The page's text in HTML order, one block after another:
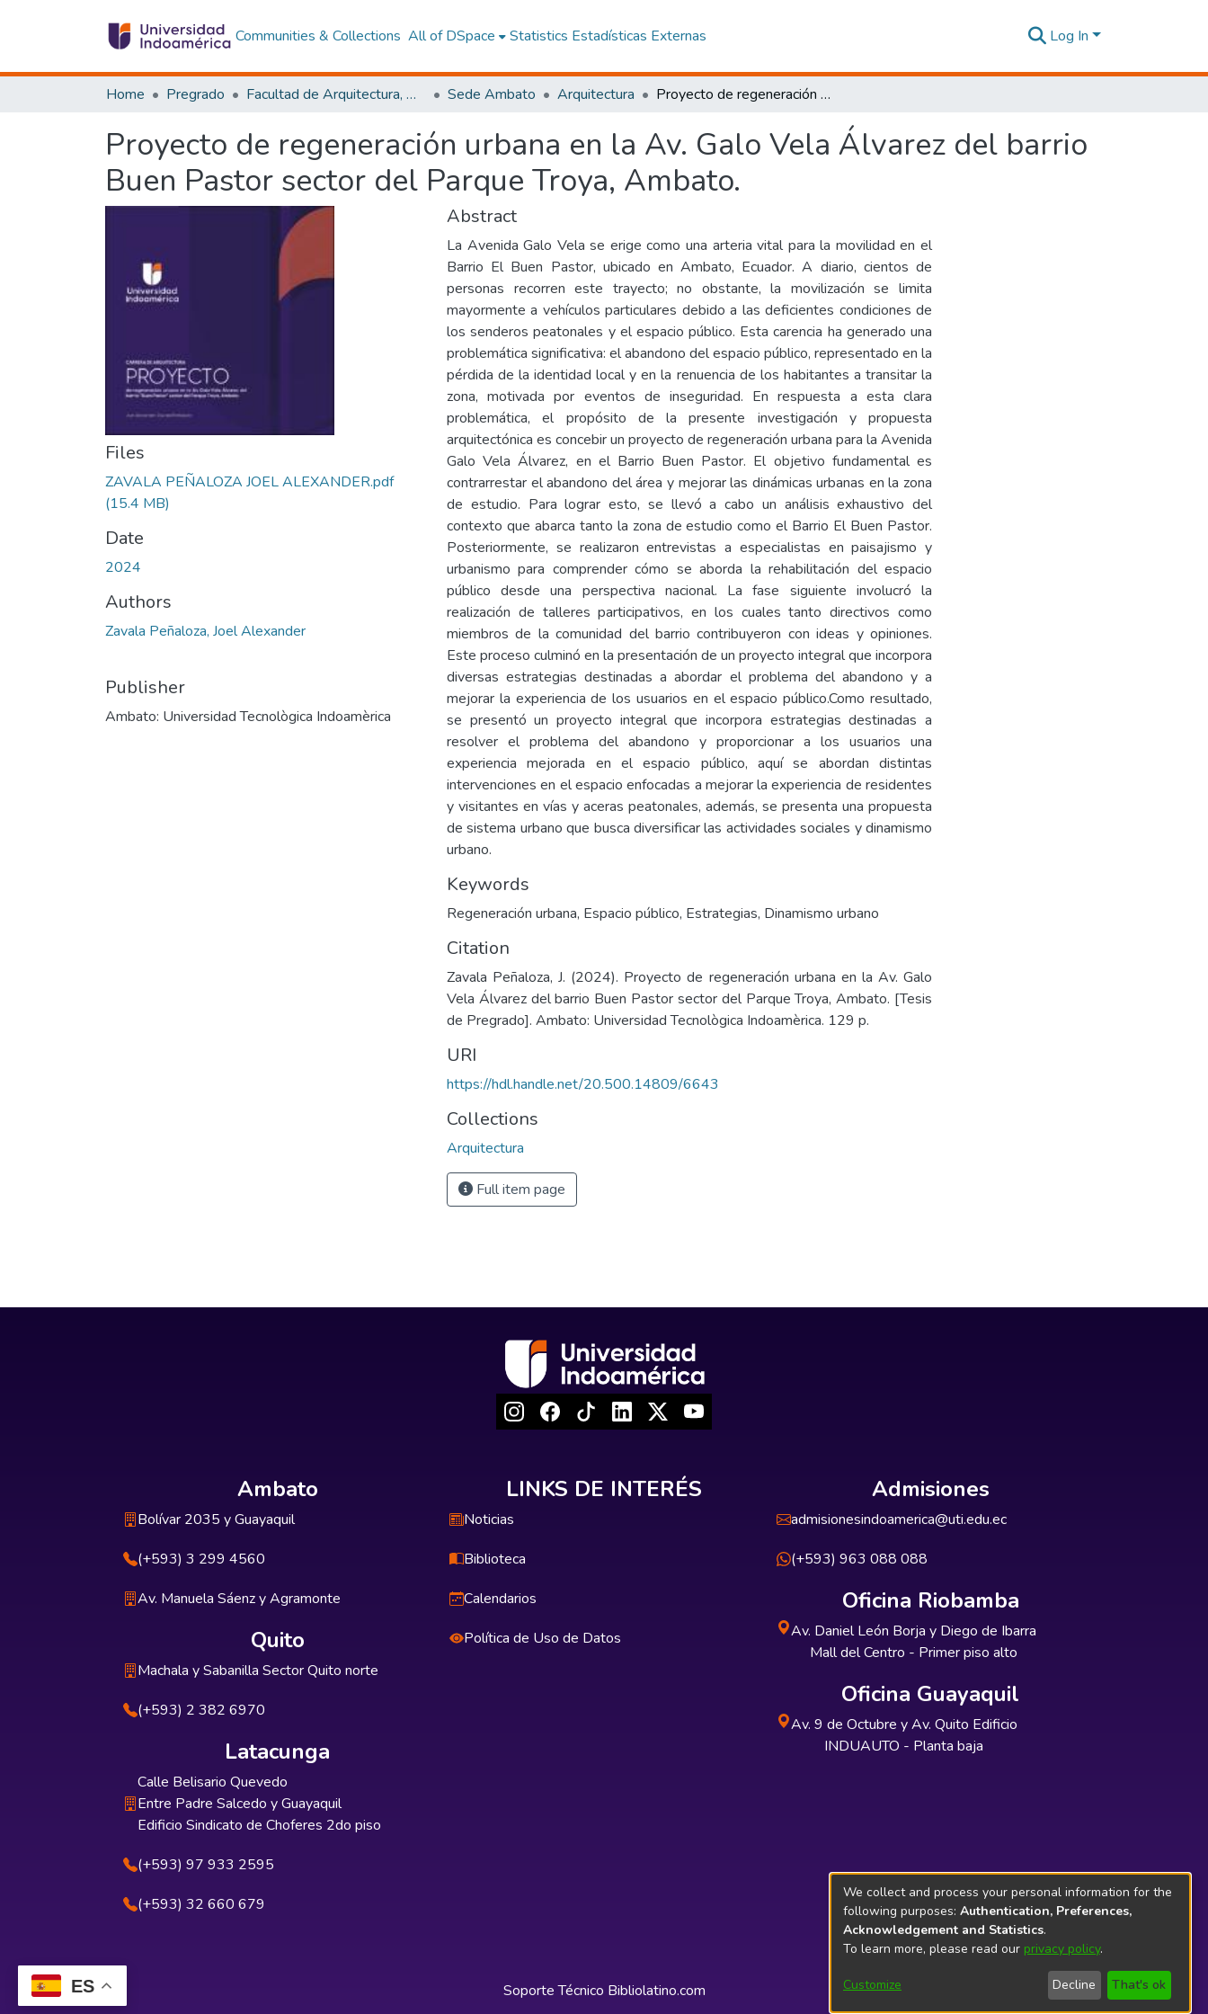
ES
Communities & Collections All of DSpace Statistics Estadísticas Externas Log In
Home Pregrado Facultad de Arquitectura, Artes y Diseño Sede Ambato Arquitectura Proyecto de regeneración urbana en la Av. Galo Vela Álvarez del barrio Buen Pastor sector del Parque Troya, Ambato.
Proyecto de regeneración urbana en la Av. Galo Vela Álvarez del barrio
Buen Pastor sector del Parque Troya, Ambato.
Files
ZAVALA PEÑALOZA JOEL ALEXANDER.pdf
(15.4 MB)
Date
2024
Authors
Zavala Peñaloza, Joel Alexander
Publisher
Ambato: Universidad Tecnològica Indoamèrica
Abstract
La Avenida Galo Vela se erige como una arteria vital para la movilidad en el
Barrio El Buen Pastor, ubicado en Ambato, Ecuador. A diario, cientos de
personas recorren este trayecto; no obstante, la movilización se limita
mayormente a vehículos particulares debido a las deficientes condiciones de
los senderos peatonales y el espacio público. Esta carencia ha generado una
problemática significativa: el abandono del espacio público, representado en la
pérdida de la identidad local y en la renuencia de los habitantes a transitar la
zona, motivada por eventos de inseguridad. En respuesta a esta clara
problemática, el propósito de la presente investigación y propuesta
arquitectónica es concebir un proyecto de regeneración urbana para la Avenida
Galo Vela Álvarez, en el Barrio Buen Pastor. El objetivo fundamental es
contrarrestar el abandono del área y mejorar las dinámicas urbanas en la zona
de estudio. Para lograr esto, se llevó a cabo un análisis exhaustivo del
contexto que abarca tanto la zona de estudio como el Barrio El Buen Pastor.
Posteriormente, se realizaron entrevistas a especialistas en paisajismo y
urbanismo para comprender cómo se aborda la rehabilitación del espacio
público desde una perspectiva nacional. La fase siguiente involucró la
realización de talleres participativos, en los cuales tanto directivos como
miembros de la comunidad del barrio contribuyeron con ideas y opiniones.
Este proceso culminó en la presentación de un proyecto integral que incorpora
diversas estrategias destinadas a abordar el problema del abandono y a
mejorar la experiencia de los usuarios en el espacio público.Como resultado,
se presentó un proyecto integral que incorpora estrategias destinadas a
resolver el problema del abandono y proporcionar a los usuarios una
experiencia mejorada en el espacio público, aquí se abordan distintas
intervenciones en el espacio enfocadas a mejorar la experiencia de residentes
y visitantes en vías y aceras peatonales, además, se presenta una propuesta
de sistema urbano que busca diversificar las actividades sociales y dinamismo
urbano.
Keywords
Regeneración urbana, Espacio público, Estrategias, Dinamismo urbano
Citation
Zavala Peñaloza, J. (2024). Proyecto de regeneración urbana en la Av. Galo
Vela Álvarez del barrio Buen Pastor sector del Parque Troya, Ambato. [Tesis
de Pregrado]. Ambato: Universidad Tecnològica Indoamèrica. 129 p.
URI
https://hdl.handle.net/20.500.14809/6643
Collections
Arquitectura
Full item page
Ambato
Bolívar 2035 y Guayaquil
(+593) 3 299 4560
Av. Manuela Sáenz y Agramonte
Quito
Machala y Sabanilla Sector Quito norte
(+593) 2 382 6970
Latacunga
Calle Belisario Quevedo
Entre Padre Salcedo y Guayaquil
Edificio Sindicato de Choferes 2do piso
(+593) 97 933 2595
(+593) 32 660 679
LINKS DE INTERÉS
Noticias
Biblioteca
Calendarios
Política de Uso de Datos
Admisiones
admisionesindoamerica@uti.edu.ec
(+593) 963 088 088
Oficina Riobamba
Av. Daniel León Borja y Diego de Ibarra
Mall del Centro - Primer piso alto
Oficina Guayaquil
Av. 9 de Octubre y Av. Quito Edificio
INDUAUTO - Planta baja
Soporte Técnico Bibliolatino.com
We collect and process your personal information for the
following purposes: Authentication, Preferences,
Acknowledgement and Statistics.
To learn more, please read our privacy policy.
Customize Decline That's ok